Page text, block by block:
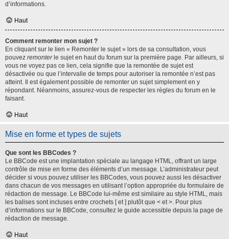
d’informations.
Haut
Comment remonter mon sujet ?
En cliquant sur le lien « Remonter le sujet » lors de sa consultation, vous
pouvez remonterle sujet en haut du forum sur la première page. Par ailleurs, si
vous ne voyez pas ce lien, cela signifie que la remontée de sujet est
désactivée ou que l’intervalle de temps pour autoriser la remontée n’est pas
atteint. Il est également possible de remonter un sujet simplement en y
répondant. Néanmoins, assurez-vous de respecter les règles du forum en le
faisant.
Haut
Mise en forme et types de sujets
Que sont les BBCodes ?
Le BBCode est une implantation spéciale au langage HTML, offrant un large
contrôle de mise en forme des éléments d’un message. L’administrateur peut
décider si vous pouvez utiliser les BBCodes, vous pouvez aussi les désactiver
dans chacun de vos messages en utilisant l’option appropriée du formulaire de
rédaction de message. Le BBCode lui-même est similaire au style HTML, mais
les balises sont incluses entre crochets [ et ] plutôt que < et >. Pour plus
d’informations sur le BBCode, consultez le guide accessible depuis la page de
rédaction de message.
Haut